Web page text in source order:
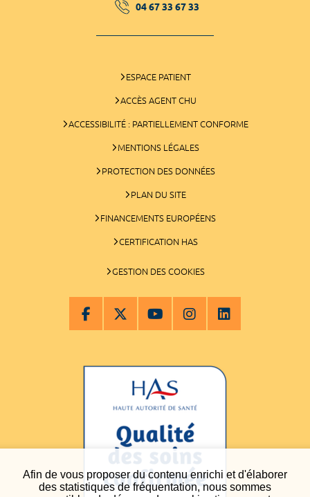
Afin de vous proposer du contenu enrichi et d'élaborer
des statistiques de fréquentation, nous sommes
04 67 33 67 33
ESPACE PATIENT
ACCÈS AGENT CHU
ACCESSIBILITÉ : PARTIELLEMENT CONFORME
MENTIONS LÉGALES
PROTECTION DES DONNÉES
PLAN DU SITE
FINANCEMENTS EUROPÉENS
CERTIFICATION HAS
GESTION DES COOKIES